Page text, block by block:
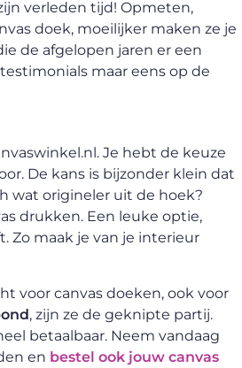
verleden tijd! Opmeten,
doek, moeilijker maken ze je
de afgelopen jaren er een
maar eens op de
Je hebt de keuze
De kans is bijzonder klein dat
wat origineler uit de hoek?
drukken. Een leuke optie,
Zo maak je van je interieur
voor canvas doeken, ook voor
, zijn ze de geknipte partij.
betaalbaar. Neem vandaag
en bestel ook jouw canvas